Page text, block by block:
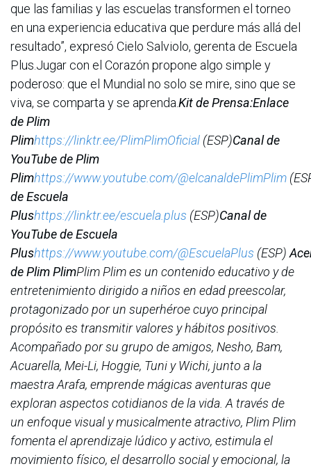
que las familias y las escuelas transformen el torneo
en una experiencia educativa que perdure más allá del
resultado”, expresó Cielo Salviolo, gerenta de Escuela
Plus.Jugar con el Corazón propone algo simple y
poderoso: que el Mundial no solo se mire, sino que se
viva, se comparta y se aprenda.Kit de Prensa:Enlace
de Plim
Plimhttps://linktr.ee/PlimPlimOficial (ESP)Canal de
YouTube de Plim
Plimhttps://www.youtube.com/@elcanaldePlimPlim
de Escuela
Plushttps://linktr.ee/escuela.plus (ESP)Canal de
YouTube de Escuela
Plushttps://www.youtube.com/@EscuelaPlus (ESP)
de Plim PlimPlim Plim es un contenido educativo y de
entretenimiento dirigido a niños en edad preescolar,
protagonizado por un superhéroe cuyo principal
propósito es transmitir valores y hábitos positivos.
Acompañado por su grupo de amigos, Nesho, Bam,
Acuarella, Mei-Li, Hoggie, Tuni y Wichi, junto a la
maestra Arafa, emprende mágicas aventuras que
exploran aspectos cotidianos de la vida. A través de
un enfoque visual y musicalmente atractivo, Plim Plim
fomenta el aprendizaje lúdico y activo, estimula el
movimiento físico, el desarrollo social y emocional, la